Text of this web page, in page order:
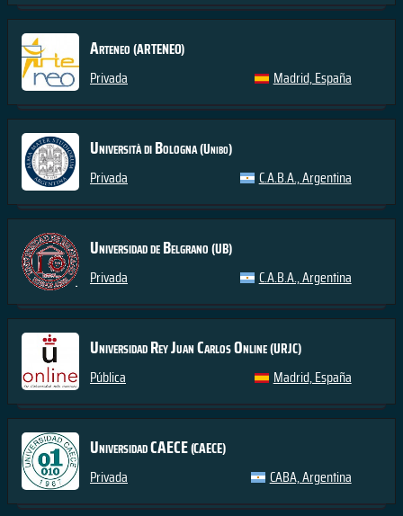
Arteneo(ARTENEO)
Privada Madrid, España
Università di Bologna(Unibo)
Privada C.A.B.A., Argentina
Universidad de Belgrano(UB)
Privada C.A.B.A., Argentina
Universidad Rey Juan Carlos Online(URJC)
Pública Madrid, España
Universidad CAECE(CAECE)
Privada CABA, Argentina